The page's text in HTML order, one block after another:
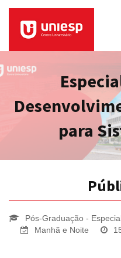
para
Pós-Graduação -
Manhã e Noite